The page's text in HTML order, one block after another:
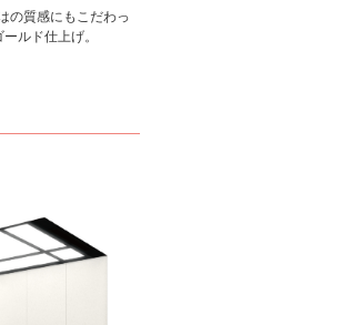
の質感にもこだわっ
ルド仕上げ。